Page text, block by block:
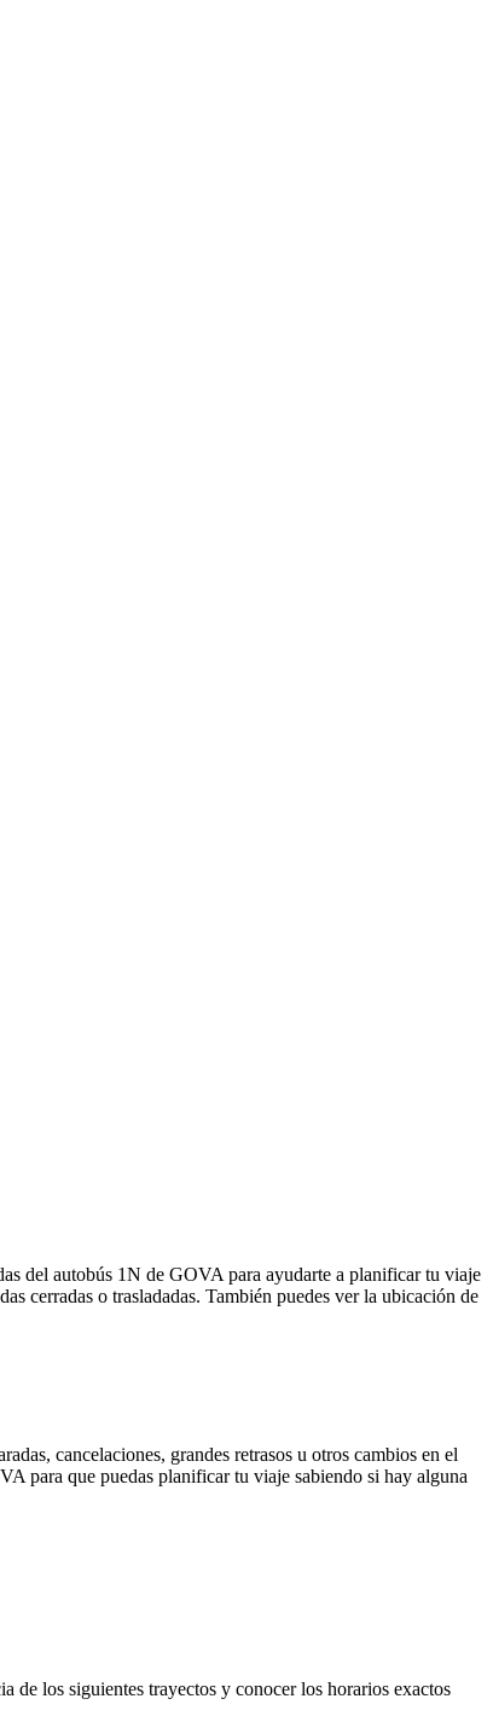
del autobús 1N de GOVA para ayudarte a planificar tu viaje
cerradas o trasladadas. También puedes ver la ubicación de
cancelaciones, grandes retrasos u otros cambios en el
para que puedas planificar tu viaje sabiendo si hay alguna
los siguientes trayectos y conocer los horarios exactos